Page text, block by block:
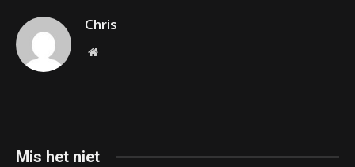
Chris
Website
Mis het niet